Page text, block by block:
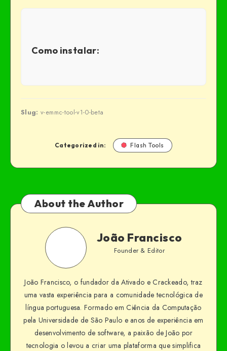
Como instalar:
Slug: v-emmc-tool-v1-0-beta
Categorized in: Flash Tools
About the Author
João Francisco
Founder & Editor
João Francisco, o fundador da Ativado e Crackeado, traz
uma vasta experiência para a comunidade tecnológica de
língua portuguesa. Formado em Ciência da Computação
pela Universidade de São Paulo e anos de experiência em
desenvolvimento de software, a paixão de João por
tecnologia o levou a criar uma plataforma que simplifica